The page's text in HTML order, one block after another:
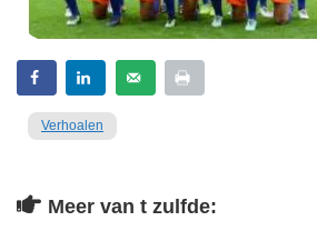
Verhoalen
Meer van t zulfde: